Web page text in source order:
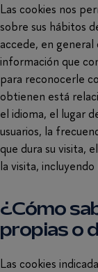
Las cookies nos
sobre sus hábitos
accede, en
información que
para reconocerle
obtienen está
el idioma, el lugar
usuarios, la
que dura su visita,
la visita,
¿Cómo
propias o
Las cookies